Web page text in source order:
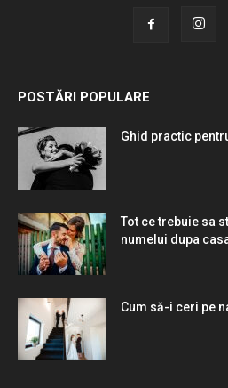
POSTĂRI POPULARE
Ghid practic
Tot ce trebuie sa
numelui dupa
Cum să-i ceri pe